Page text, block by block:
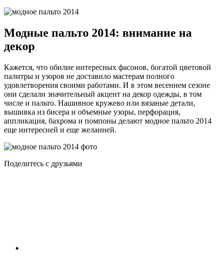
Модные пальто 2014: внимание на
декор
Кажется, что обилие интересных фасонов, богатой цветовой
палитры и узоров не доставило мастерам полного
удовлетворения своими работами. И в этом весеннем сезоне
они сделали значительный акцент на декор одежды, в том
числе и пальто. Нашивное кружево или вязаные детали,
вышивка из бисера и объемные узоры, перфорация,
аппликация, бахрома и помпоны делают модное пальто 2014
еще интересней и еще желанней.
Поделитесь с друзьями